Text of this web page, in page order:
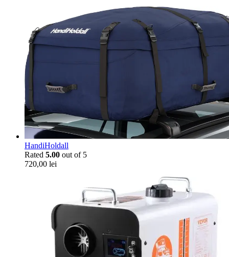
HandiHoldall
Rated 5.00 out of 5
720,00 lei